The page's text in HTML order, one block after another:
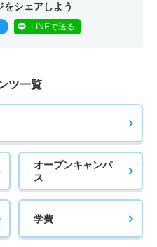
をシェアしよう
LINEで送る
ツ一覧
オープンキャンパ
ス
学費